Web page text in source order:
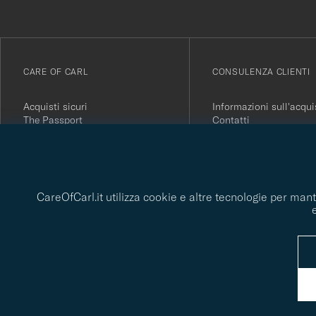
CareOfCarl.it utilizza cookie e altre tecnologie per
newsletter!
CARE OF CARL
Acquisti sicuri
The Passport
CONSULENZA CLIENTI
Informazioni
Contatti